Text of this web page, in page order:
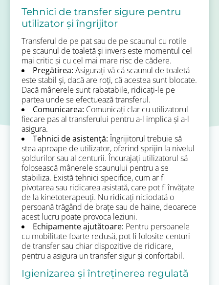
Tehnici de transfer sigure pentru
utilizator și îngrijitor
Transferul de pe pat sau de pe scaunul cu rotile
pe scaunul de toaletă și invers este momentul cel
mai critic și cu cel mai mare risc de cădere.
Pregătirea: Asigurați-vă că scaunul de toaletă
este stabil și, dacă are roți, că acestea sunt blocate.
Dacă mânerele sunt rabatabile, ridicați-le pe
partea unde se efectuează transferul.
Comunicarea: Comunicați clar cu utilizatorul
fiecare pas al transferului pentru a-l implica și a-l
asigura.
Tehnici de asistență: Îngrijitorul trebuie să
stea aproape de utilizator, oferind sprijin la nivelul
șoldurilor sau al centurii. Încurajați utilizatorul să
folosească mânerele scaunului pentru a se
stabiliza. Există tehnici specifice, cum ar fi
pivotarea sau ridicarea asistată, care pot fi învățate
de la kinetoterapeuți. Nu ridicați niciodată o
persoană trăgând de brațe sau de haine, deoarece
acest lucru poate provoca leziuni.
Echipamente ajutătoare: Pentru persoanele
cu mobilitate foarte redusă, pot fi folosite centuri
de transfer sau chiar dispozitive de ridicare,
pentru a asigura un transfer sigur și confortabil.
Igienizarea și întreținerea regulată